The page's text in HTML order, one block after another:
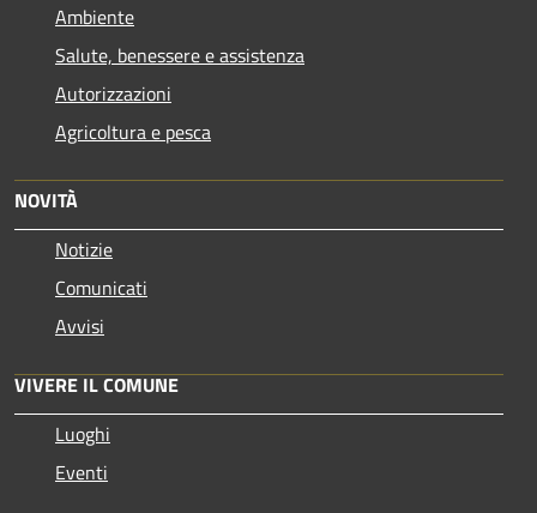
Ambiente
Salute, benessere e assistenza
Autorizzazioni
Agricoltura e pesca
NOVITÀ
Notizie
Comunicati
Avvisi
VIVERE IL COMUNE
Luoghi
Eventi